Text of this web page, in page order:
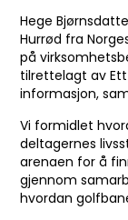
Hege
Hurrød fra
på
tilrettelagt av
informasjon,
Vi formidlet
deltagernes
arenaen for å
gjennom
hvordan